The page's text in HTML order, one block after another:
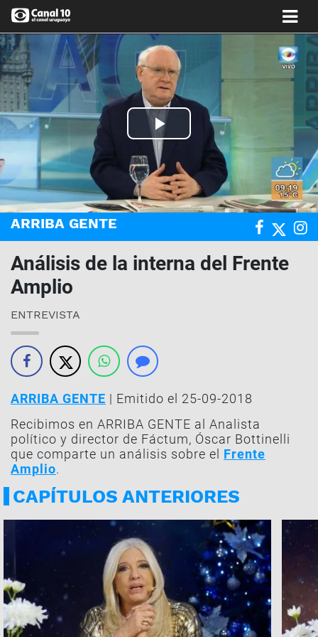
Play
Video
ARRIBA GENTE
Análisis de la interna del Frente
Amplio
ENTREVISTA
ARRIBA GENTE | Emitido el 25-09-2018
Recibimos en ARRIBA GENTE al Analista
político y director de Fáctum, Óscar Bottinelli
que comparte un análisis sobre el Frente
Amplio.
CAPÍTULOS ANTERIORES